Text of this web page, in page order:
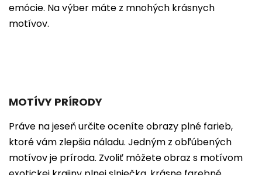
emócie. Na výber máte z mnohých krásnych
motívov.
MOTÍVY PRÍRODY
Práve na jeseň určite oceníte obrazy plné farieb,
ktoré vám zlepšia náladu. Jedným z obľúbených
motívov je príroda. Zvoliť môžete obraz s motívom